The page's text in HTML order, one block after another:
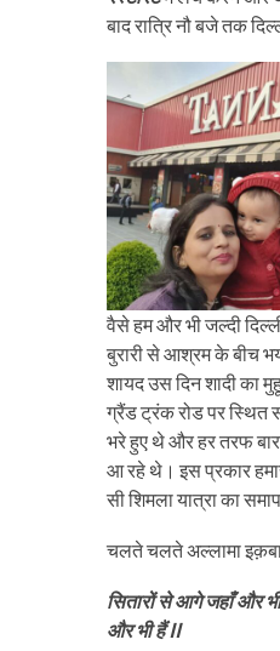
बाद रात्रि नौ बजे तक
वैसे हम और भी जल्दी
बुरारी से आश्रम के बीच
शायद उस दिन शादी का
ग्रैंड ट्रंक रोड पर स्थित
भरे हुए थे और हर तरफ
आ रहे थे। इस प्रकार
सी शिमला यात्रा का
चलते चलते अल्लामा
सितारों से आगे जहाँ और
और भी हैं II